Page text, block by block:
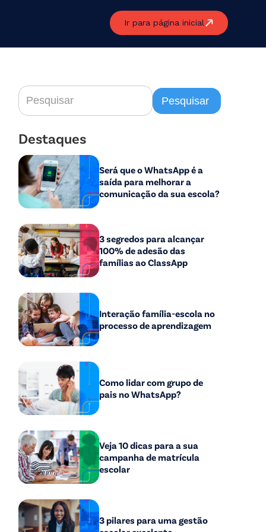
Ir para página inicial
Destaques
Será que o WhatsApp é a
saída para melhorar a
comunicação da sua escola?
3 segredos para alcançar
100% de adesão das
famílias ao ClassApp
Interação família-escola no
processo de aprendizagem
Como lidar com grupo de
pais no WhatsApp?
Veja 10 dicas para a sua
campanha de matrícula
escolar
3 pilares para uma gestão